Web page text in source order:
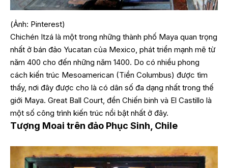
(Ảnh: Pinterest)
Chichén Itzá là một trong những thành phố Maya quan trọng
nhất ở bán đảo Yucatan của Mexico, phát triển mạnh mẽ từ
năm 400 cho đến những năm 1400. Do có nhiều phong
cách kiến trúc Mesoamerican (Tiền Columbus) được tìm
thấy, nơi đây được cho là có dân số đa dạng nhất trong thế
giới Maya. Great Ball Court, đền Chiến binh và El Castillo là
một số công trình kiến trúc nổi bật nhất ở đây.
Tượng Moai trên đảo Phục Sinh, Chile